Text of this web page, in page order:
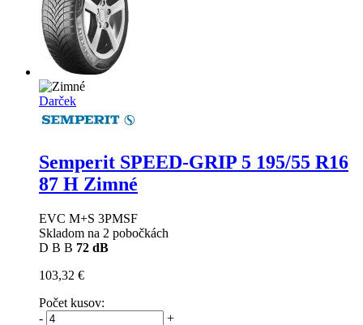
Darček
Semperit SPEED-GRIP 5 195/55 R16
87 H Zimné
EVC M+S 3PMSF
Skladom na 2 pobočkách
D B B 72 dB
103,32 €
Počet kusov:
-
+